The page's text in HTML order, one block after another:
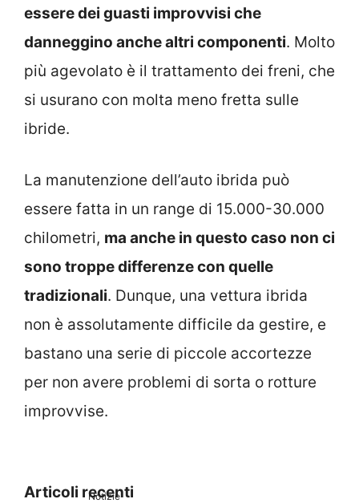
essere dei guasti improvvisi che
danneggino anche altri componenti. Molto
più agevolato è il trattamento dei freni, che
si usurano con molta meno fretta sulle
ibride.
La manutenzione dell’auto ibrida può
essere fatta in un range di 15.000-30.000
chilometri, ma anche in questo caso non ci
sono troppe differenze con quelle
tradizionali. Dunque, una vettura ibrida
non è assolutamente difficile da gestire, e
bastano una serie di piccole accortezze
per non avere problemi di sorta o rotture
improvvise.
Articoli recenti
Notizie